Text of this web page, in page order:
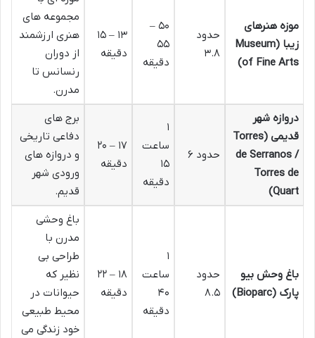
موزه هنرهای
زیبا (Museum
of Fine Arts)
حدود
۳.۸
۵۰ –
۵۵
دقیقه
۱۳ – ۱۵
دقیقه
مجموعه های
هنری ارزشمند
از دوران
رنسانس تا
مدرن.
دروازه شهر
قدیمی (Torres
de Serranos /
Torres de
Quart)
حدود ۶
۱
ساعت
۱۵
دقیقه
۱۷ – ۲۰
دقیقه
برج های
دفاعی تاریخی
و دروازه های
ورودی شهر
قدیم.
باغ وحش بیو
پارک (Bioparc)
حدود
۸.۵
۱
ساعت
۴۰
دقیقه
۱۸ – ۲۲
دقیقه
باغ وحشی
مدرن با
طراحی بی
نظیر که
حیوانات در
محیط طبیعی
خود زندگی می